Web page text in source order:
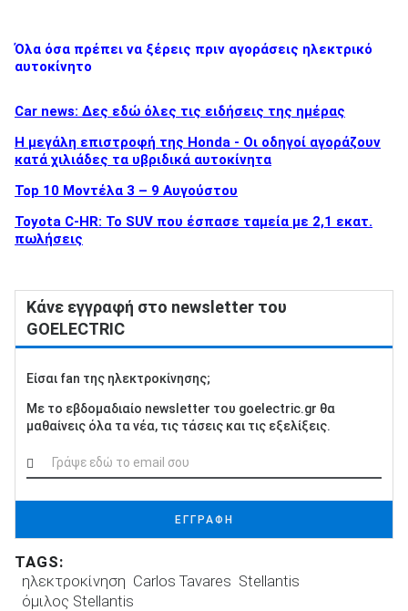
Όλα όσα πρέπει να ξέρεις πριν αγοράσεις ηλεκτρικό
αυτοκίνητο
Car news: Δες εδώ όλες τις ειδήσεις της ημέρας
Η μεγάλη επιστροφή της Honda - Οι οδηγοί αγοράζουν
κατά χιλιάδες τα υβριδικά αυτοκίνητα
Top 10 Μοντέλα 3 – 9 Αυγούστου
Toyota C-HR: Το SUV που έσπασε ταμεία με 2,1 εκατ.
πωλήσεις
Κάνε εγγραφή στο newsletter του
GOELECTRIC
Είσαι fan της ηλεκτροκίνησης;
Με το εβδομαδιαίο newsletter του goelectric.gr θα
μαθαίνεις όλα τα νέα, τις τάσεις και τις εξελίξεις.
ΕΓΓΡΑΦΗ
TAGS:
ηλεκτροκίνηση Carlos Tavares Stellantis
όμιλος Stellantis